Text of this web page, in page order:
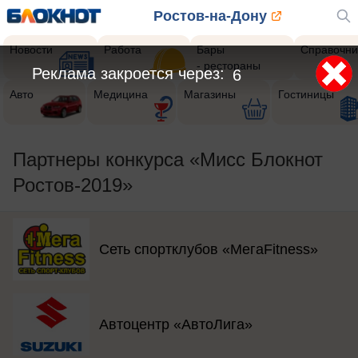
Ростов-на-Дону
Новости Работа
Бары
- рестораны
Авто Медицина Магазины Гостиницы
Партнеры конкурса «Мисс Блокнот
Ростов-2019»
Сеть спортклубов «МегаFitness»
Автоцентр «АвтоЛига»
5
Реклама закроется через: